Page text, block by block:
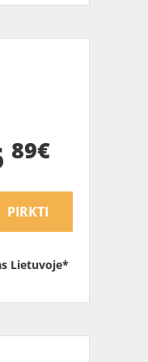
89€
PIRKTI
Lietuvoje*